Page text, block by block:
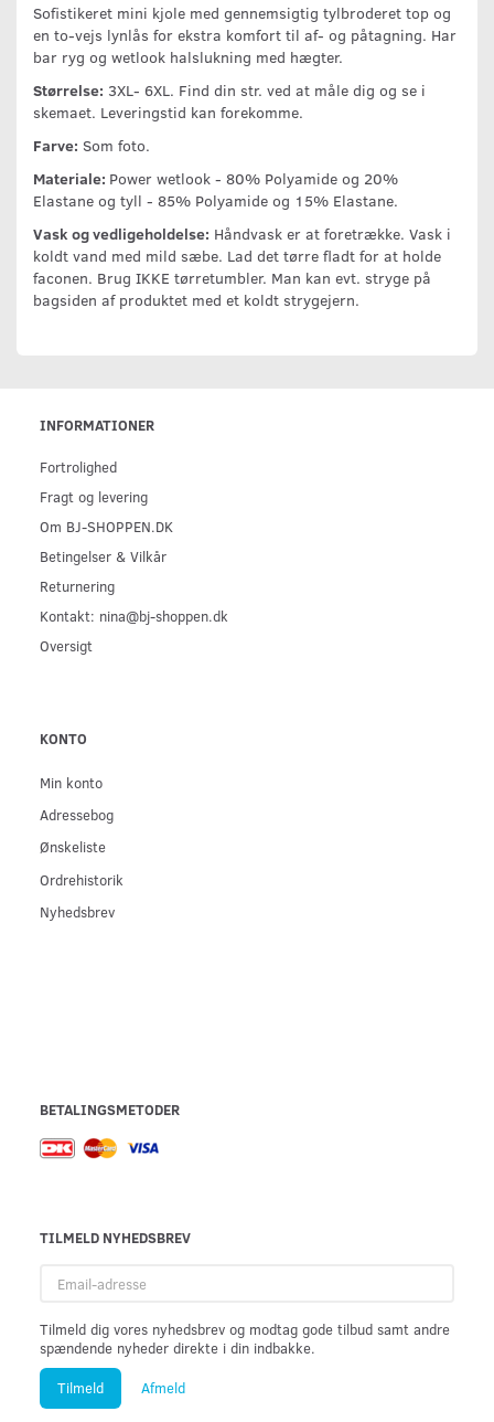
Sofistikeret mini kjole med gennemsigtig tylbroderet top og
en to-vejs lynlås for ekstra komfort til af- og påtagning. Har
bar ryg og wetlook halslukning med hægter.
Størrelse: 3XL- 6XL. Find din str. ved at måle dig og se i
skemaet. Leveringstid kan forekomme.
Farve: Som foto.
Materiale: Power wetlook - 80% Polyamide og 20%
Elastane og tyll - 85% Polyamide og 15% Elastane.
Vask og vedligeholdelse: Håndvask er at foretrække. Vask i
koldt vand med mild sæbe. Lad det tørre fladt for at holde
faconen. Brug IKKE tørretumbler. Man kan evt. stryge på
bagsiden af produktet med et koldt strygejern.
INFORMATIONER
Fortrolighed
Fragt og levering
Om BJ-SHOPPEN.DK
Betingelser & Vilkår
Returnering
Kontakt: nina@bj-shoppen.dk
Oversigt
KONTO
Min konto
Adressebog
Ønskeliste
Ordrehistorik
Nyhedsbrev
BETALINGSMETODER
TILMELD NYHEDSBREV
adresse
Tilmeld dig vores nyhedsbrev og modtag gode tilbud samt andre
spændende nyheder direkte i din indbakke.
Tilmeld Afmeld